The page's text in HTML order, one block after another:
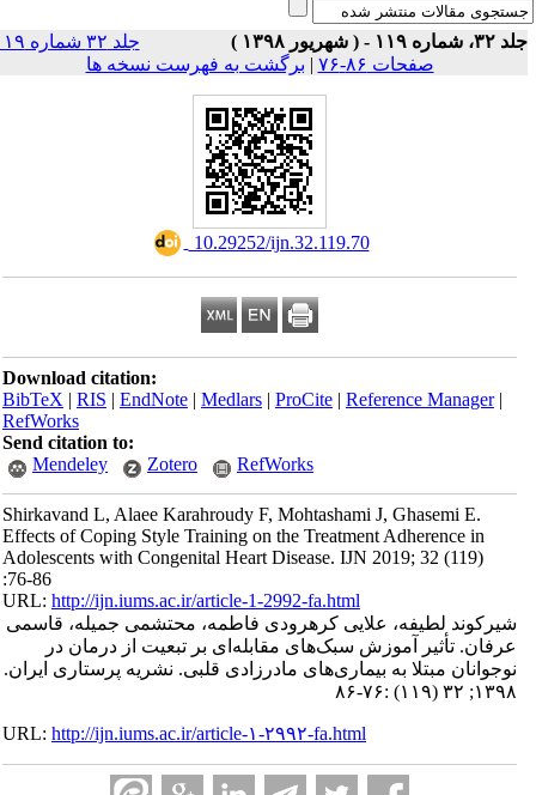
۱۱۹ - ( شهریور ۱۳۹۸ )
جلد ۳۲ شماره ۱۱۹
صفحات ۸۶-۷۶
|برگشت به فهرست نسخه ها
‎ 10.29252/ijn.32.119.70
Download citation:
BibTeX|RIS|EndNote|Medlars|ProCite|Reference Manager
RefWorks
Send citation to:
Mendeley
Zotero RefWorks
Shirkavand L, Alaee Karahroudy F, Mohtashami J, Ghasemi E.
Effects of Coping Style Training on the Treatment Adherence in
Adolescents with Congenital Heart Disease. IJN 2019; 32 (119)
:76-86
URL:http://ijn.iums.ac.ir/article-1-2992-fa.html
شیرکوند لطیفه، علایی کرهرودی فاطمه، محتشمی جمیله، قاسمی
عرفان. تأثیر آموزش سبک‌های مقابله‌ای بر تبعیت از درمان در
نوجوانان مبتلا به بیماری‌های مادرزادی قلبی. نشریه پرستاری ایران.
۱۳۹۸; ۳۲ (۱۱۹) :۷۶-۸۶
URL:http://ijn.iums.ac.ir/article-۱-۲۹۹۲-fa.html